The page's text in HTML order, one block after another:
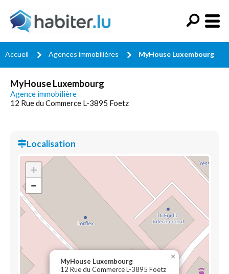
Accueil Agences immobilières MyHouse Luxembourg
MyHouse Luxembourg
Agence immobilière
12 Rue du Commerce L-3895 Foetz
Localisation
MyHouse Luxembourg
12 Rue du Commerce L-3895 Foetz
×
+
−